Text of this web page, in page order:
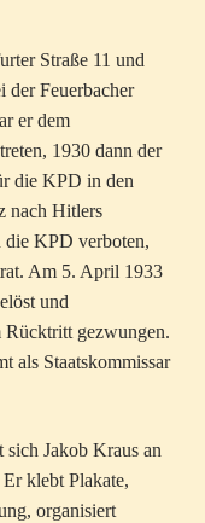
Straße 11 und
der Feuerbacher
er dem
1930 dann der
die KPD in den
nach Hitlers
die KPD verboten,
Am 5. April 1933
und
Rücktritt gezwungen.
als Staatskommissar
sich Jakob Kraus an
klebt Plakate,
organisiert